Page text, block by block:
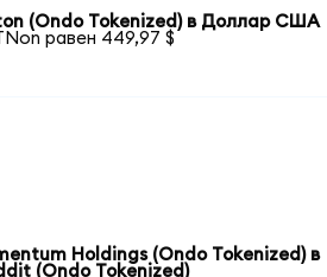
(Ondo Tokenized) в Доллар США
равен 449,97 $
Holdings (Ondo Tokenized) в
(Ondo Tokenized)